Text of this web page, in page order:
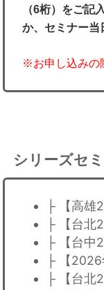
（6桁）をご記
か、セミナー当
※お申し込みの
シリーズセ
├ 【高雄
├ 【台北
├ 【台中
├ 【
├ 【台北